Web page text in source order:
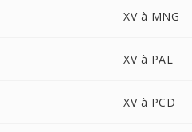
XV à MNG
XV à PAL
XV à PCD